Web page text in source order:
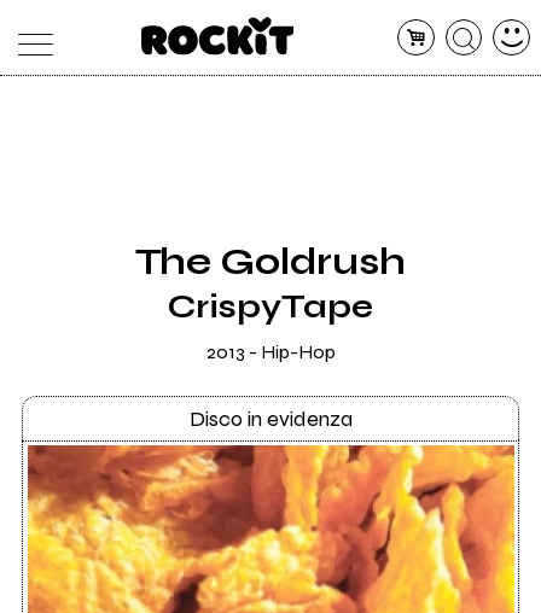
SHOPThe Goldrush
CrispyTape
2013 - Hip-Hop
Disco in evidenza